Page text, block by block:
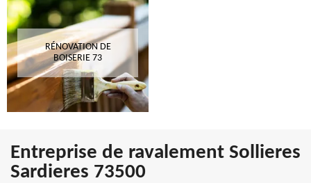
RÉNOVATION DE
BOISERIE 73
Entreprise de ravalement Sollieres
Sardieres 73500